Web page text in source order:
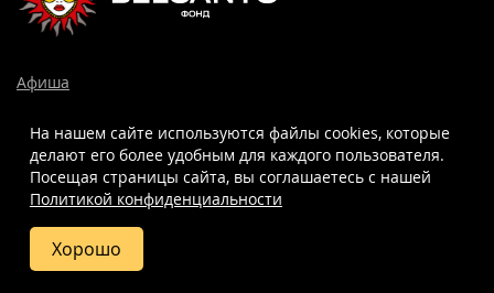
Купить
билет
Афиша
Вопросы и ответы
Библиотека композиторов
Библиотека исполнителей
© 2006-2026 All Rights Reserved
Доработка, поддержка, продвижение
На нашем сайте используются файлы cookies, которые
делают его более удобным для каждого пользователя.
Посещая страницы сайта, вы соглашаетесь c нашей
Политикой конфиденциальности
Хорошо